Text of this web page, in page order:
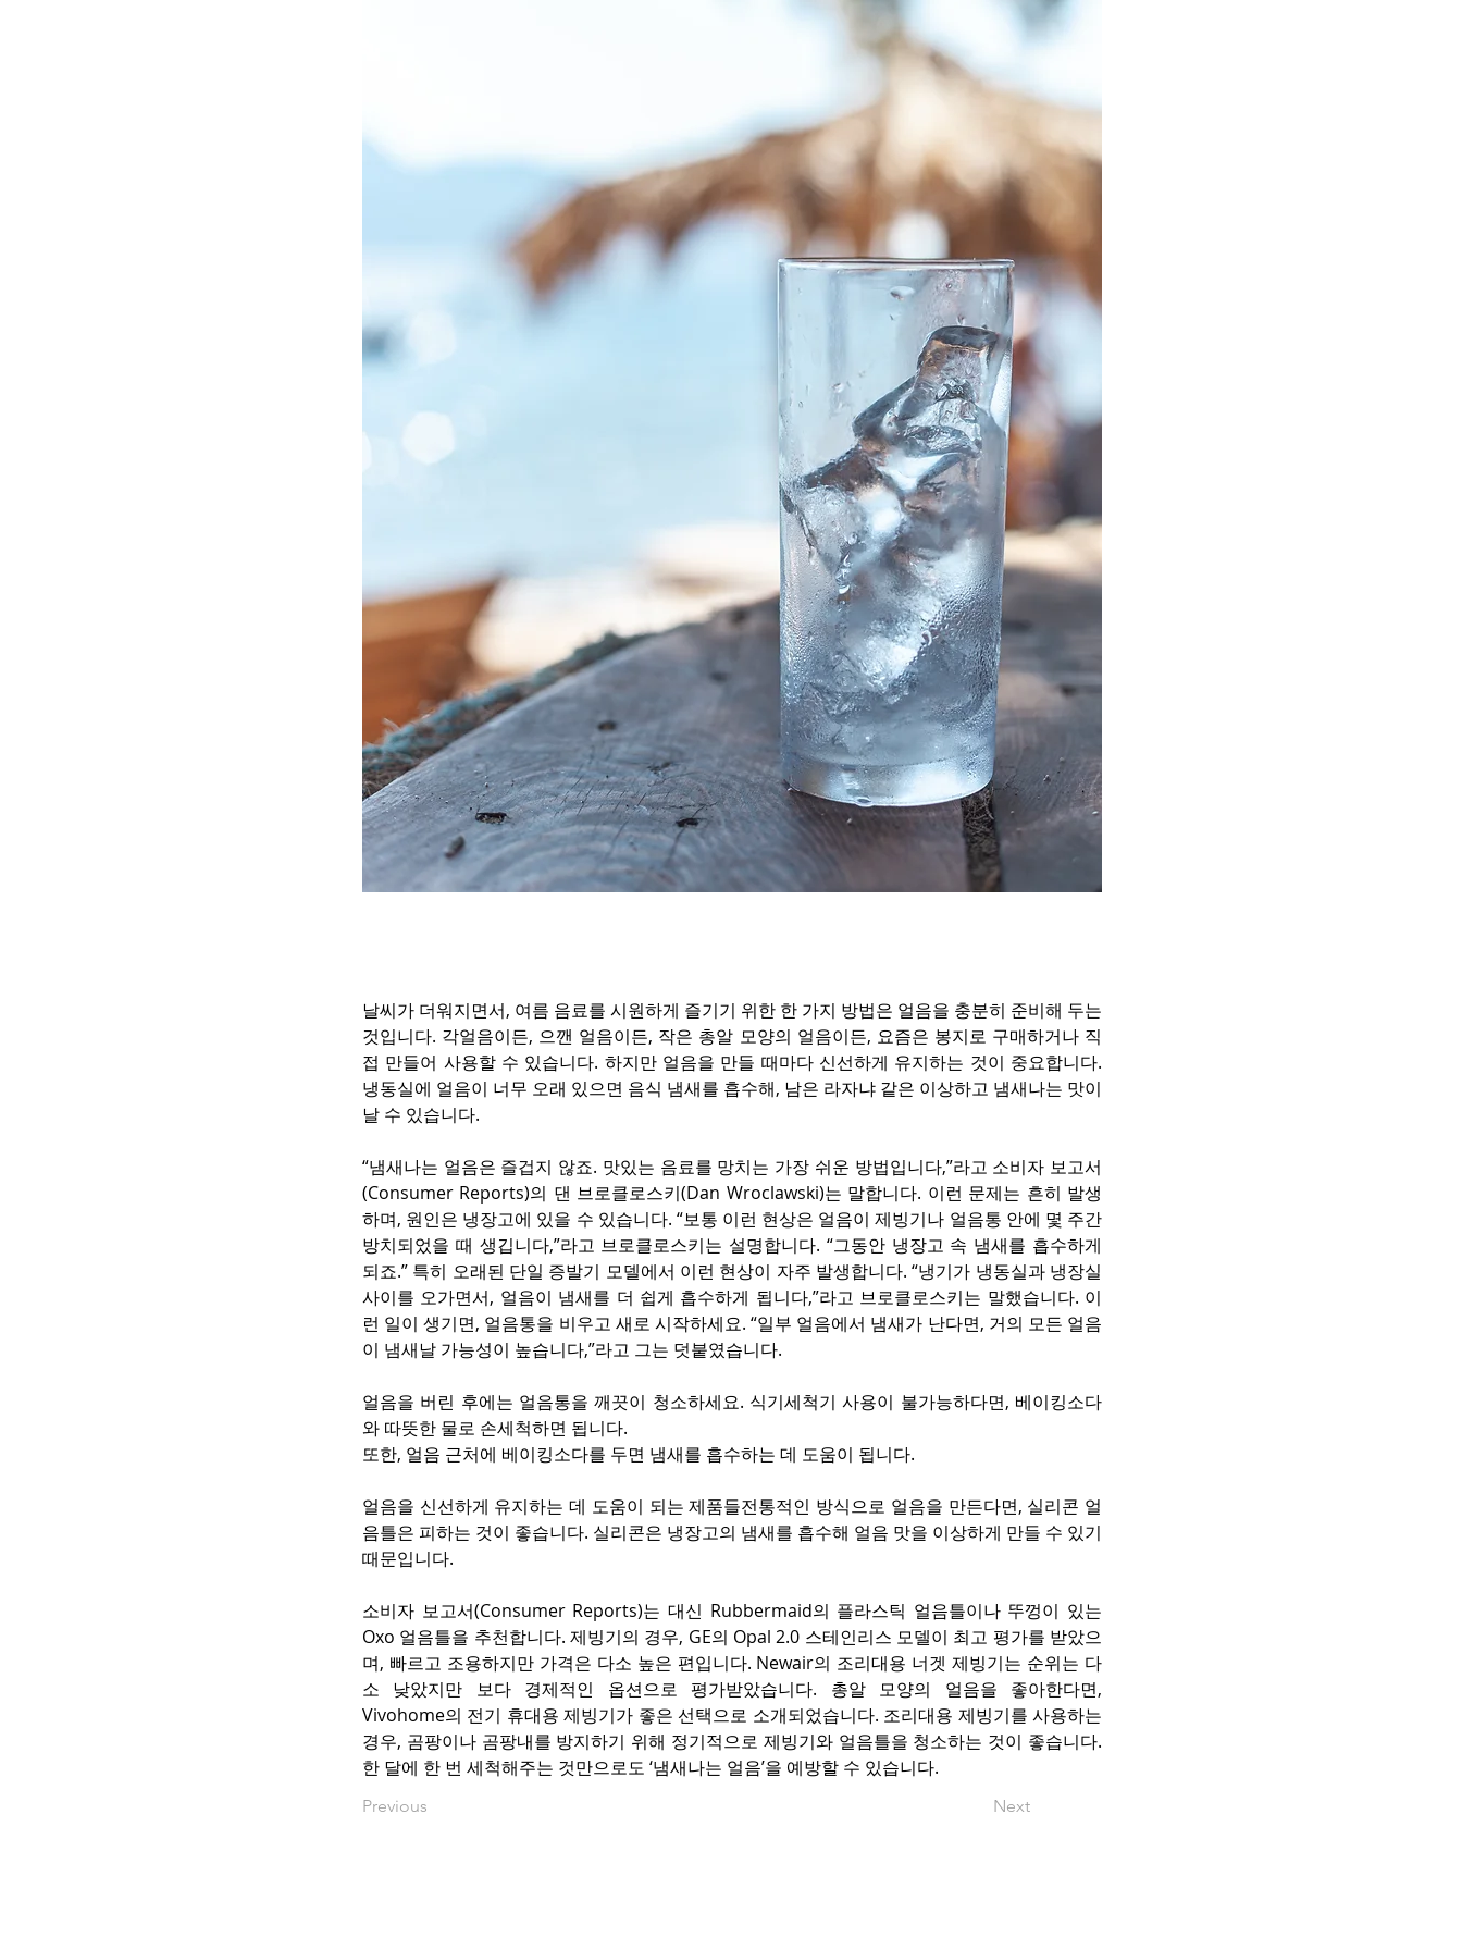
날씨가 더워지면서, 여름 음료를 시원하게 즐기기 위한 한 가지 방법은 얼음을 충분히 준비해 두는
것입니다. 각얼음이든, 으깬 얼음이든, 작은 총알 모양의 얼음이든, 요즘은 봉지로 구매하거나 직
접 만들어 사용할 수 있습니다. 하지만 얼음을 만들 때마다 신선하게 유지하는 것이 중요합니다.
냉동실에 얼음이 너무 오래 있으면 음식 냄새를 흡수해, 남은 라자냐 같은 이상하고 냄새나는 맛이
날 수 있습니다.
“냄새나는 얼음은 즐겁지 않죠. 맛있는 음료를 망치는 가장 쉬운 방법입니다,”라고 소비자 보고서
(Consumer Reports)의 댄 브로클로스키(Dan Wroclawski)는 말합니다. 이런 문제는 흔히 발생
하며, 원인은 냉장고에 있을 수 있습니다. “보통 이런 현상은 얼음이 제빙기나 얼음통 안에 몇 주간
방치되었을 때 생깁니다,”라고 브로클로스키는 설명합니다. “그동안 냉장고 속 냄새를 흡수하게
되죠.” 특히 오래된 단일 증발기 모델에서 이런 현상이 자주 발생합니다. “냉기가 냉동실과 냉장실
사이를 오가면서, 얼음이 냄새를 더 쉽게 흡수하게 됩니다,”라고 브로클로스키는 말했습니다. 이
런 일이 생기면, 얼음통을 비우고 새로 시작하세요. “일부 얼음에서 냄새가 난다면, 거의 모든 얼음
이 냄새날 가능성이 높습니다,”라고 그는 덧붙였습니다.
얼음을 버린 후에는 얼음통을 깨끗이 청소하세요. 식기세척기 사용이 불가능하다면, 베이킹소다
와 따뜻한 물로 손세척하면 됩니다.
또한, 얼음 근처에 베이킹소다를 두면 냄새를 흡수하는 데 도움이 됩니다.
얼음을 신선하게 유지하는 데 도움이 되는 제품들전통적인 방식으로 얼음을 만든다면, 실리콘 얼
음틀은 피하는 것이 좋습니다. 실리콘은 냉장고의 냄새를 흡수해 얼음 맛을 이상하게 만들 수 있기
때문입니다.
소비자 보고서(Consumer Reports)는 대신 Rubbermaid의 플라스틱 얼음틀이나 뚜껑이 있는
Oxo 얼음틀을 추천합니다. 제빙기의 경우, GE의 Opal 2.0 스테인리스 모델이 최고 평가를 받았으
며, 빠르고 조용하지만 가격은 다소 높은 편입니다. Newair의 조리대용 너겟 제빙기는 순위는 다
소 낮았지만 보다 경제적인 옵션으로 평가받았습니다. 총알 모양의 얼음을 좋아한다면,
Vivohome의 전기 휴대용 제빙기가 좋은 선택으로 소개되었습니다. 조리대용 제빙기를 사용하는
경우, 곰팡이나 곰팡내를 방지하기 위해 정기적으로 제빙기와 얼음틀을 청소하는 것이 좋습니다.
한 달에 한 번 세척해주는 것만으로도 ‘냄새나는 얼음’을 예방할 수 있습니다.
Previous Next